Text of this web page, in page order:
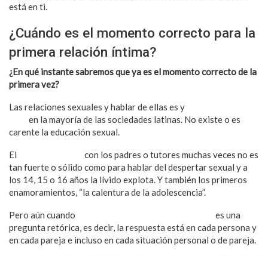
está en ti.
¿Cuándo es el momento correcto para la
primera relación íntima?
¿En qué instante sabremos que ya es el momento correcto de la
primera vez?
Las relaciones sexuales y hablar de ellas es y
en la mayoría de las sociedades latinas. No existe o es
carente la educación sexual.
El
con los padres o tutores muchas veces no es
tan fuerte o sólido como para hablar del despertar sexual y a
los 14, 15 o 16 años la lívido explota. Y también los primeros
enamoramientos, “la calentura de la adolescencia”.
Pero aún cuando
es una
pregunta retórica, es decir, la respuesta está en cada persona y
en cada pareja e incluso en cada situación personal o de pareja.